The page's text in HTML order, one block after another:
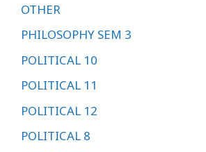
OTHER
PHILOSOPHY SEM 3
POLITICAL 10
POLITICAL 11
POLITICAL 12
POLITICAL 8